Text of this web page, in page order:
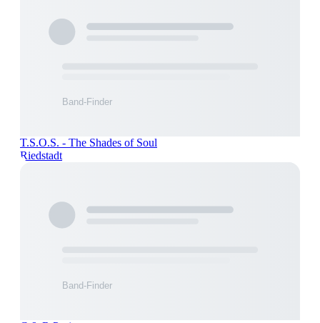
T.S.O.S. - The Shades of Soul
Riedstadt